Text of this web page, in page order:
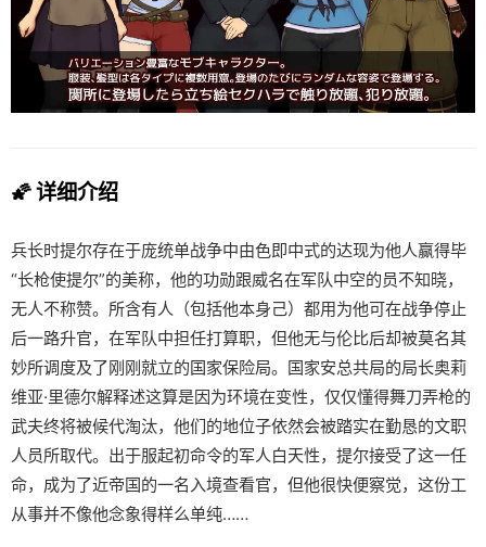
🌠 详细介绍
兵长时提尔存在于庞统单战争中由色即中式的达现为他人赢得毕
“长枪使提尔”的美称，他的功勋跟威名在军队中空的员不知晓，
无人不称赞。所含有人（包括他本身己）都用为他可在战争停止
后一路升官，在军队中担任打算职，但他无与伦比后却被莫名其
妙所调度及了刚刚就立的国家保险局。国家安总共局的局长奥莉
维亚·里德尔解释述这算是因为环境在变性，仅仅懂得舞刀弄枪的
武夫终将被候代淘汰，他们的地位子依然会被踏实在勤恳的文职
人员所取代。出于服起初命令的军人白天性，提尔接受了这一任
命，成为了近帝国的一名入境查看官，但他很快便察觉，这份工
从事并不像他念象得样么单纯……